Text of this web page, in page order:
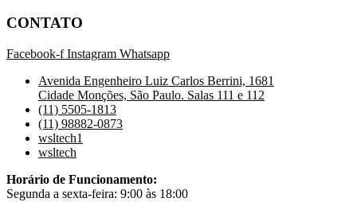
CONTATO
Facebook-f Instagram Whatsapp
Avenida Engenheiro Luiz Carlos Berrini, 1681
Cidade Monções, São Paulo. Salas 111 e 112
(11) 5505-1813
(11) 98882-0873
wsltech1
wsltech
Horário de Funcionamento:
Segunda a sexta-feira: 9:00 às 18:00